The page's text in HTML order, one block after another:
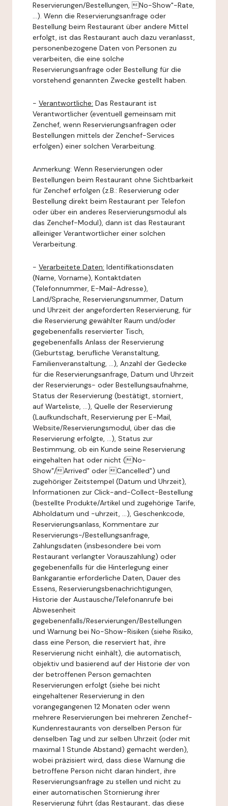
Reservierungen/Bestellungen, No-Show"-Rate,
...). Wenn die Reservierungsanfrage oder
Bestellung beim Restaurant über andere Mittel
erfolgt, ist das Restaurant auch dazu veranlasst,
personenbezogene Daten von Personen zu
verarbeiten, die eine solche
Reservierungsanfrage oder Bestellung für die
vorstehend genannten Zwecke gestellt haben.
- Verantwortliche: Das Restaurant ist
Verantwortlicher (eventuell gemeinsam mit
Zenchef, wenn Reservierungsanfragen oder
Bestellungen mittels der Zenchef-Services
erfolgen) einer solchen Verarbeitung.
Anmerkung: Wenn Reservierungen oder
Bestellungen beim Restaurant ohne Sichtbarkeit
für Zenchef erfolgen (z.B.: Reservierung oder
Bestellung direkt beim Restaurant per Telefon
oder über ein anderes Reservierungsmodul als
das Zenchef-Modul), dann ist das Restaurant
alleiniger Verantwortlicher einer solchen
Verarbeitung.
- Verarbeitete Daten: Identifikationsdaten
(Name, Vorname), Kontaktdaten
(Telefonnummer, E-Mail-Adresse),
Land/Sprache, Reservierungsnummer, Datum
und Uhrzeit der angeforderten Reservierung, für
die Reservierung gewählter Raum und/oder
gegebenenfalls reservierter Tisch,
gegebenenfalls Anlass der Reservierung
(Geburtstag, berufliche Veranstaltung,
Familienveranstaltung, ...), Anzahl der Gedecke
für die Reservierungsanfrage, Datum und Uhrzeit
der Reservierungs- oder Bestellungsaufnahme,
Status der Reservierung (bestätigt, storniert,
auf Warteliste, ...), Quelle der Reservierung
(Laufkundschaft, Reservierung per E-Mail,
Website/Reservierungsmodul, über das die
Reservierung erfolgte, ...), Status zur
Bestimmung, ob ein Kunde seine Reservierung
eingehalten hat oder nicht (No-
Show"/Arrived" oder Cancelled") und
zugehöriger Zeitstempel (Datum und Uhrzeit),
Informationen zur Click-and-Collect-Bestellung
(bestellte Produkte/Artikel und zugehörige Tarife,
Abholdatum und -uhrzeit, ...), Geschenkcode,
Reservierungsanlass, Kommentare zur
Reservierungs-/Bestellungsanfrage,
Zahlungsdaten (insbesondere bei vom
Restaurant verlangter Vorauszahlung) oder
gegebenenfalls für die Hinterlegung einer
Bankgarantie erforderliche Daten, Dauer des
Essens, Reservierungsbenachrichtigungen,
Historie der Austausche/Telefonanrufe bei
Abwesenheit
gegebenenfalls/Reservierungen/Bestellungen
und Warnung bei No-Show-Risiken (siehe Risiko,
dass eine Person, die reserviert hat, ihre
Reservierung nicht einhält), die automatisch,
objektiv und basierend auf der Historie der von
der betroffenen Person gemachten
Reservierungen erfolgt (siehe bei nicht
eingehaltener Reservierung in den
vorangegangenen 12 Monaten oder wenn
mehrere Reservierungen bei mehreren Zenchef-
Kundenrestaurants von derselben Person für
denselben Tag und zur selben Uhrzeit (oder mit
maximal 1 Stunde Abstand) gemacht werden),
wobei präzisiert wird, dass diese Warnung die
betroffene Person nicht daran hindert, ihre
Reservierungsanfrage zu stellen und nicht zu
einer automatischen Stornierung ihrer
Reservierung führt (das Restaurant, das diese